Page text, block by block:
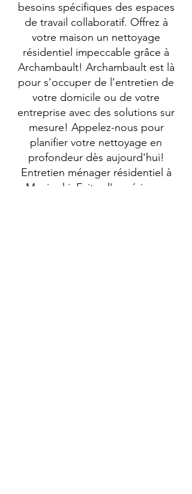
besoins spécifiques des espaces
de travail collaboratif. Offrez à
votre maison un nettoyage
résidentiel impeccable grâce à
Archambault! Archambault est là
pour s’occuper de l’entretien de
votre domicile ou de votre
entreprise avec des solutions sur
mesure! Appelez-nous pour
planifier votre nettoyage en
profondeur dès aujourd'hui!
Entretien ménager résidentiel à
Maniwaki: Faites l'expérience